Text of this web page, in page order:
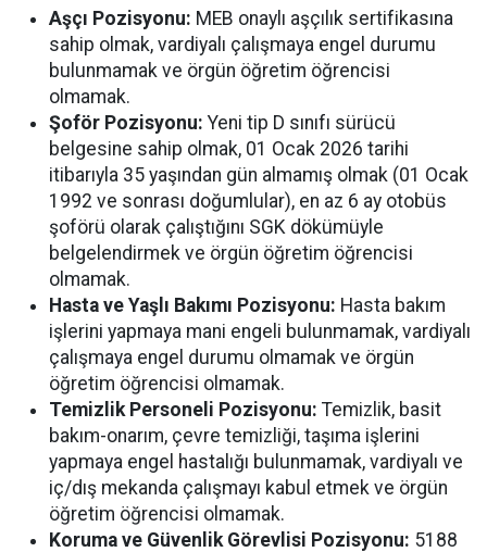
Aşçı Pozisyonu: MEB onaylı aşçılık sertifikasına
sahip olmak, vardiyalı çalışmaya engel durumu
bulunmamak ve örgün öğretim öğrencisi
olmamak.
Şoför Pozisyonu: Yeni tip D sınıfı sürücü
belgesine sahip olmak, 01 Ocak 2026 tarihi
itibarıyla 35 yaşından gün almamış olmak (01 Ocak
1992 ve sonrası doğumlular), en az 6 ay otobüs
şoförü olarak çalıştığını SGK dökümüyle
belgelendirmek ve örgün öğretim öğrencisi
olmamak.
Hasta ve Yaşlı Bakımı Pozisyonu: Hasta bakım
işlerini yapmaya mani engeli bulunmamak, vardiyalı
çalışmaya engel durumu olmamak ve örgün
öğretim öğrencisi olmamak.
Temizlik Personeli Pozisyonu: Temizlik, basit
bakım-onarım, çevre temizliği, taşıma işlerini
yapmaya engel hastalığı bulunmamak, vardiyalı ve
iç/dış mekanda çalışmayı kabul etmek ve örgün
öğretim öğrencisi olmamak.
Koruma ve Güvenlik Görevlisi Pozisyonu: 5188